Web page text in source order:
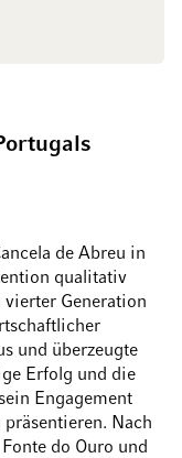
de Abreu in
qualitativ
Generation
und überzeugte
Erfolg und die
Engagement
präsentieren. Nach
do Ouro und